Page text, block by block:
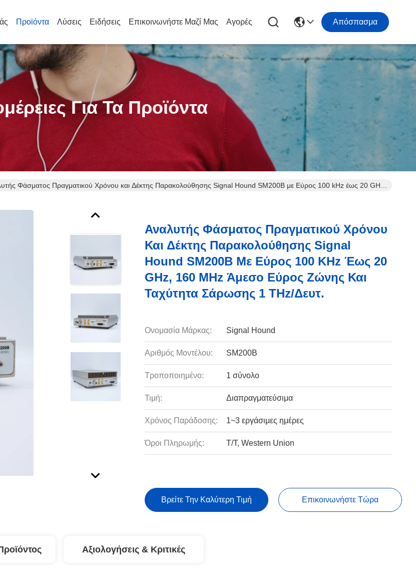
Προϊόντα Λύσεις Ειδήσεις Επικοινωνήστε Μαζί Μας Αγορές Απόσπασμα
Για Τα Προϊόντα
Φάσματος Πραγματικού Χρόνου και Δέκτης Παρακολούθησης Signal Hound SM200B με Εύρος 100 kHz έως 20 GHz,
Αναλυτής Φάσματος Πραγματικού Χρόνου
Και Δέκτης Παρακολούθησης Signal
Hound SM200B Με Εύρος 100 KHz Έως 20
GHz, 160 MHz Άμεσο Εύρος Ζώνης Και
Ταχύτητα Σάρωσης 1 THz/δευτ.
Ονομασία Μάρκας: Signal Hound
Αριθμός Μοντέλου: SM200B
Τροποποιημένο: 1 σύνολο
Τιμή: Διαπραγματεύσιμα
Χρόνος Παράδοσης: 1~3 εργάσιμες ημέρες
Όροι Πληρωμής: T/T, Western Union
Βρείτε Την Καλύτερη Τιμή Επικοινωνήστε Τώρα
Αξιολογήσεις & Κριτικές